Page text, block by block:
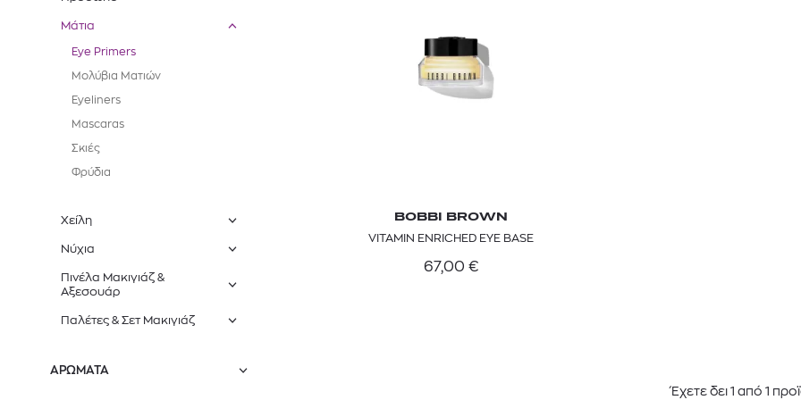
Μάτια
Eye Primers
Μολύβια Ματιών
Eyeliners
Mascaras
Σκιές
Φρύδια
Χείλη
Νύχια
Πινέλα Μακιγιάζ &
Αξεσουάρ
Παλέτες & Σετ Μακιγιάζ
ΑΡΩΜΑΤΑ
BOBBI BROWN
VITAMIN ENRICHED EYE BASE
67,00 €
Έχετε δει 1 από 1